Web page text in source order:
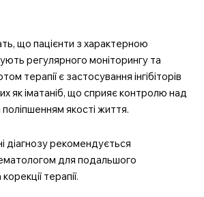
що пацієнти з характерною
регулярного моніторингу та
терапії є застосування інгібіторів
як іматаніб, що сприяє контролю над
якості життя.
діагнозу рекомендується
для подальшого
терапії.